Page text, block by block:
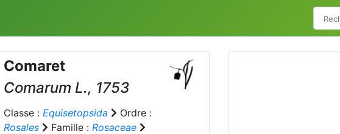
Comaret
Comarum L., 1753
Classe : Equisetopsida
Ordre :
Rosales
Famille : Rosaceae